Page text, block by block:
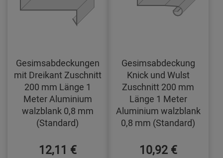
Gesimsabdeckungen
mit Dreikant Zuschnitt
200 mm Länge 1
Meter Aluminium
walzblank 0,8 mm
(Standard)
12,11 €
Gesimsabdeckung
Knick und Wulst
Zuschnitt 200 mm
Länge 1 Meter
Aluminium walzblank
0,8 mm (Standard)
10,92 €